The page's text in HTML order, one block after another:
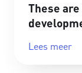
These
Lees meer